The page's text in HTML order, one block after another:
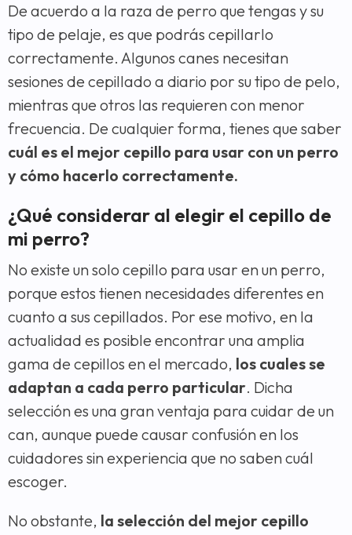
De acuerdo a la raza de perro que tengas y su
tipo de pelaje, es que podrás cepillarlo
correctamente. Algunos canes necesitan
sesiones de cepillado a diario por su tipo de pelo,
mientras que otros las requieren con menor
frecuencia. De cualquier forma, tienes que saber
cuál es el mejor cepillo para usar con un perro
y cómo hacerlo correctamente.
¿Qué considerar al elegir el cepillo de
mi perro?
No existe un solo cepillo para usar en un perro,
porque estos tienen necesidades diferentes en
cuanto a sus cepillados. Por ese motivo, en la
actualidad es posible encontrar una amplia
gama de cepillos en el mercado, los cuales se
adaptan a cada perro particular. Dicha
selección es una gran ventaja para cuidar de un
can, aunque puede causar confusión en los
cuidadores sin experiencia que no saben cuál
escoger.
No obstante, la selección del mejor cepillo